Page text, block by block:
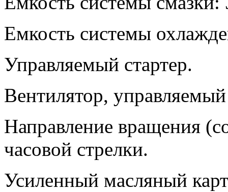
Емкость системы
Управляемый стартер.
Вентилятор,
Направление вращения
часовой стрелки.
Усиленный масляный